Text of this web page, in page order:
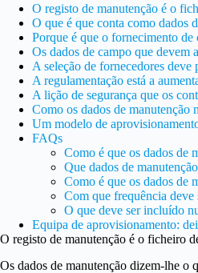
O registo de manutenção é o
O que é que conta como dados
Porque é que o fornecimento
Os dados de campo que devem
A seleção de fornecedores deve
A regulamentação está a
A lição de segurança que os
Como os dados de
Um modelo de
FAQs
Como é que os dados de
Que dados de
Como é que os dados de
Com que frequência deve
O que deve ser incluído
Equipa de aprovisionamento:
O registo de manutenção é o ficheiro
Os dados de manutenção dizem-lhe o